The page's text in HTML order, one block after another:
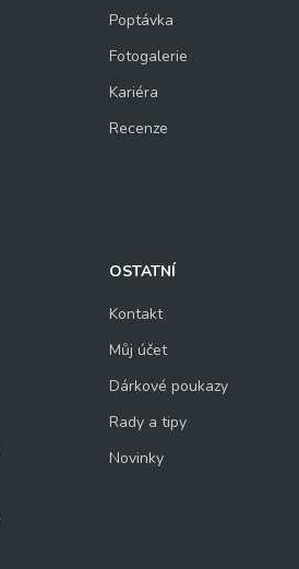
Poptávka
Fotogalerie
Kariéra
Recenze
OSTATNÍ
Kontakt
Můj účet
Dárkové poukazy
Rady a tipy
Novinky